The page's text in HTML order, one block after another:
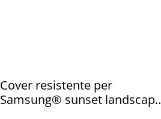
Cover resistente per
Samsung® sunset landscape